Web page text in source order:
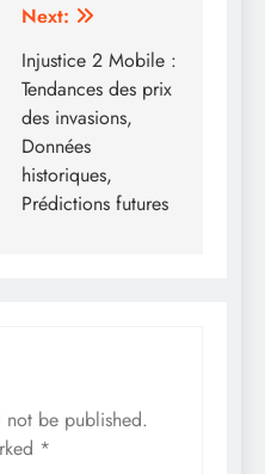
Next:
Injustice 2 Mobile :
Tendances des prix
des invasions,
Données
historiques,
Prédictions futures
not be published.
*